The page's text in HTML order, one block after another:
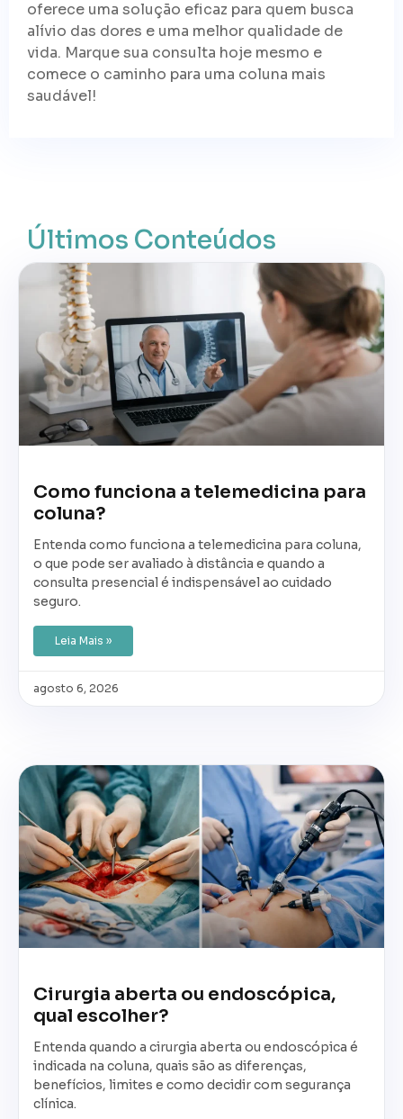
oferece uma solução eficaz para quem busca
alívio das dores e uma melhor qualidade de
vida. Marque sua consulta hoje mesmo e
comece o caminho para uma coluna mais
saudável!
Últimos Conteúdos
Como funciona a telemedicina para
coluna?
Entenda como funciona a telemedicina para coluna,
o que pode ser avaliado à distância e quando a
consulta presencial é indispensável ao cuidado
seguro.
Leia Mais »
agosto 6, 2026
Cirurgia aberta ou endoscópica,
qual escolher?
Entenda quando a cirurgia aberta ou endoscópica é
indicada na coluna, quais são as diferenças,
benefícios, limites e como decidir com segurança
clínica.